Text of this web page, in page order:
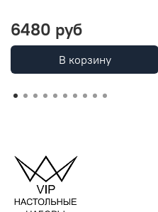
6480 руб
В корзину